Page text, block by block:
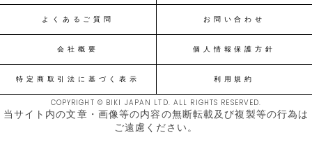
よくあるご質問 お問い合わせ
会社概要 個人情報保護方針
特定商取引法に基づく表示 利用規約
COPYRIGHT © BIKI JAPAN LTD. ALL RIGHTS RESERVED.
当サイト内の文章・画像等の内容の無断転載及び複製等の行為は
ご遠慮ください。